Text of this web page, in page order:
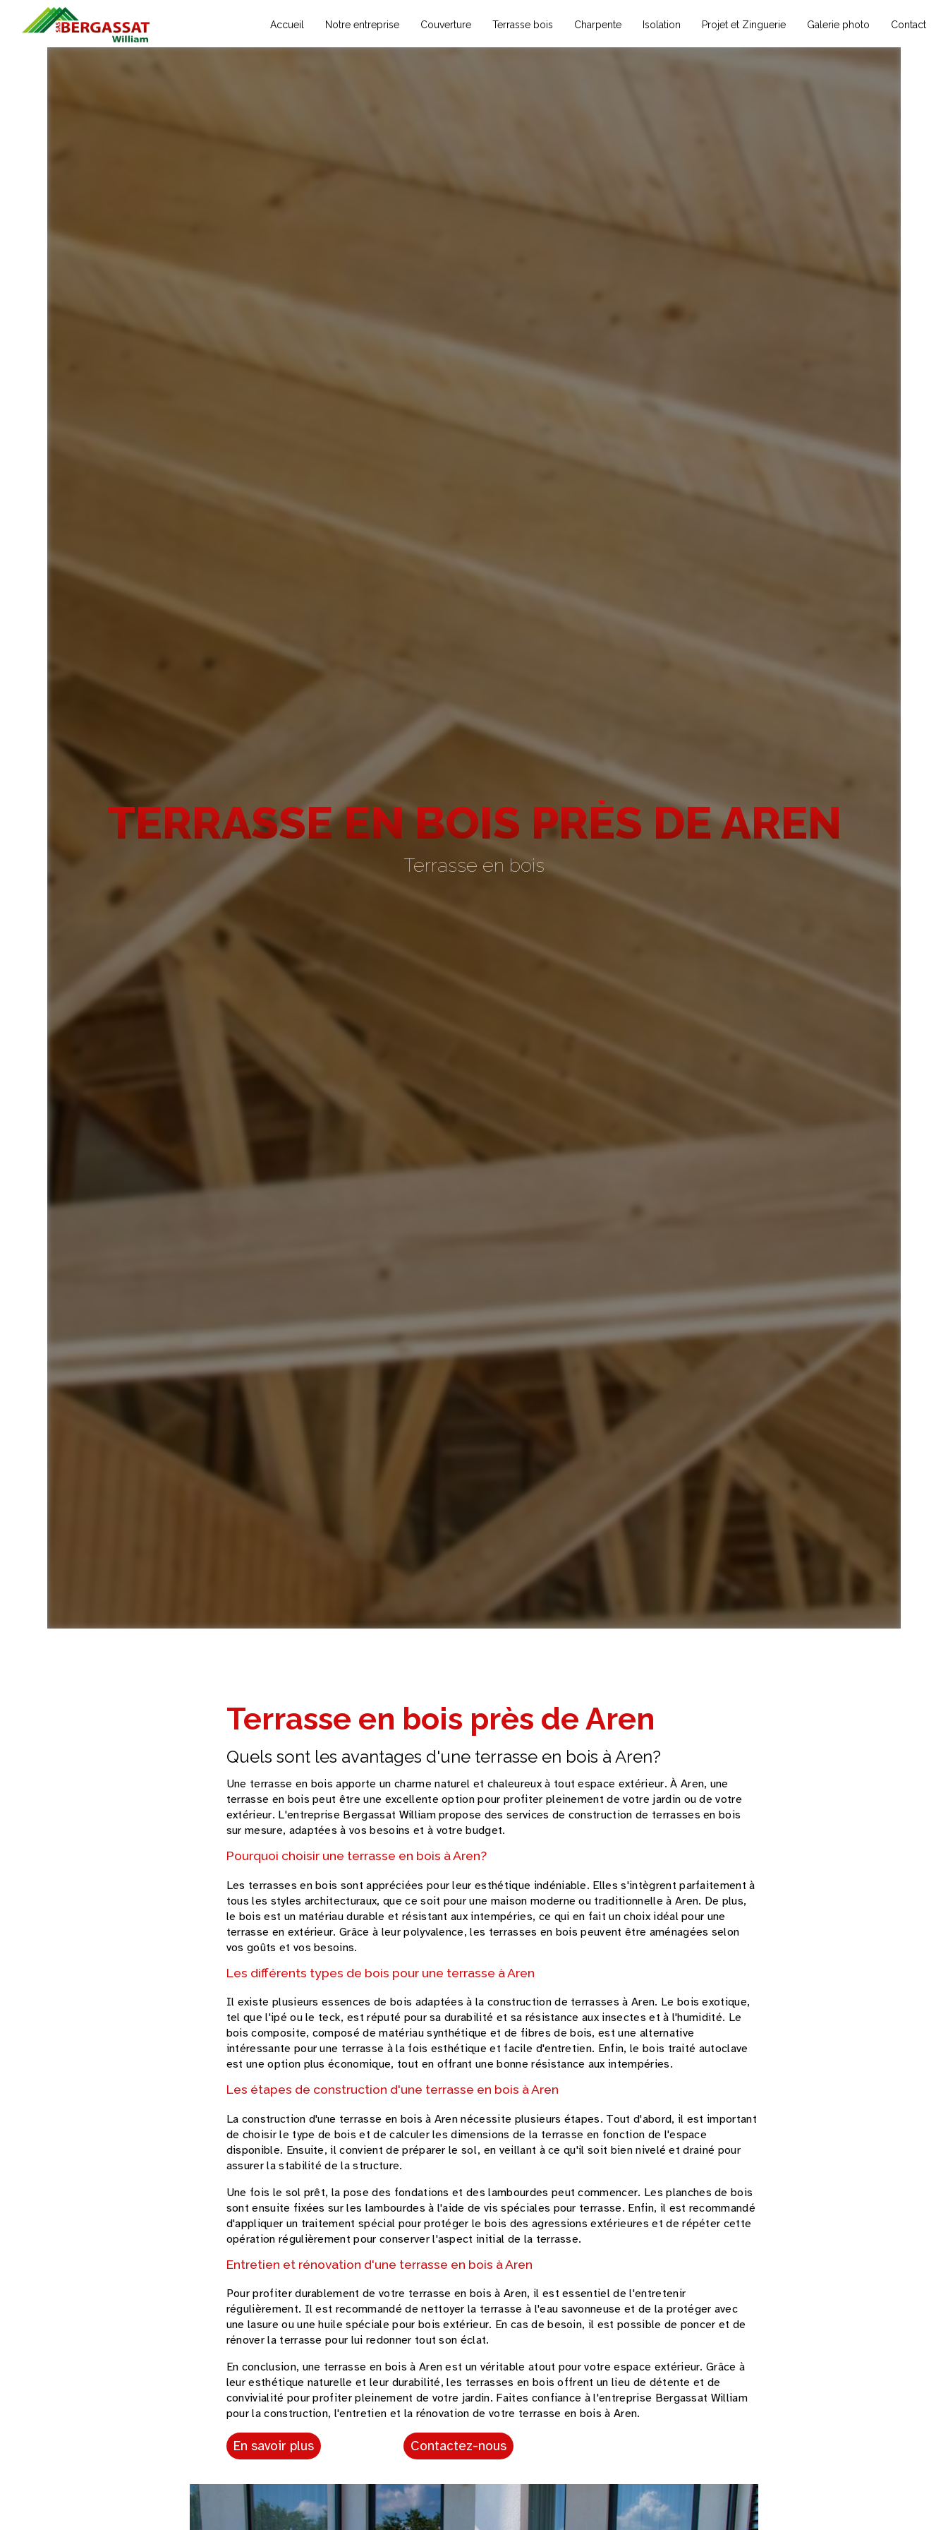
Accueil Notre entreprise Couverture Terrasse bois Charpente Isolation Projet et Zinguerie Galerie photo Contact
TERRASSE EN BOIS PRÈS DE AREN
Terrasse en bois
Terrasse en bois près de Aren
Quels sont les avantages d'une terrasse en bois à Aren?
Une terrasse en bois apporte un charme naturel et chaleureux à tout espace extérieur. À Aren, une
terrasse en bois peut être une excellente option pour profiter pleinement de votre jardin ou de votre
extérieur. L'entreprise Bergassat William propose des services de construction de terrasses en bois
sur mesure, adaptées à vos besoins et à votre budget.
Pourquoi choisir une terrasse en bois à Aren?
Les terrasses en bois sont appréciées pour leur esthétique indéniable. Elles s'intègrent parfaitement à
tous les styles architecturaux, que ce soit pour une maison moderne ou traditionnelle à Aren. De plus,
le bois est un matériau durable et résistant aux intempéries, ce qui en fait un choix idéal pour une
terrasse en extérieur. Grâce à leur polyvalence, les terrasses en bois peuvent être aménagées selon
vos goûts et vos besoins.
Les différents types de bois pour une terrasse à Aren
Il existe plusieurs essences de bois adaptées à la construction de terrasses à Aren. Le bois exotique,
tel que l'ipé ou le teck, est réputé pour sa durabilité et sa résistance aux insectes et à l'humidité. Le
bois composite, composé de matériau synthétique et de fibres de bois, est une alternative
intéressante pour une terrasse à la fois esthétique et facile d'entretien. Enfin, le bois traité autoclave
est une option plus économique, tout en offrant une bonne résistance aux intempéries.
Les étapes de construction d'une terrasse en bois à Aren
La construction d'une terrasse en bois à Aren nécessite plusieurs étapes. Tout d'abord, il est important
de choisir le type de bois et de calculer les dimensions de la terrasse en fonction de l'espace
disponible. Ensuite, il convient de préparer le sol, en veillant à ce qu'il soit bien nivelé et drainé pour
assurer la stabilité de la structure.
Une fois le sol prêt, la pose des fondations et des lambourdes peut commencer. Les planches de bois
sont ensuite fixées sur les lambourdes à l'aide de vis spéciales pour terrasse. Enfin, il est recommandé
d'appliquer un traitement spécial pour protéger le bois des agressions extérieures et de répéter cette
opération régulièrement pour conserver l'aspect initial de la terrasse.
Entretien et rénovation d'une terrasse en bois à Aren
Pour profiter durablement de votre terrasse en bois à Aren, il est essentiel de l'entretenir
régulièrement. Il est recommandé de nettoyer la terrasse à l'eau savonneuse et de la protéger avec
une lasure ou une huile spéciale pour bois extérieur. En cas de besoin, il est possible de poncer et de
rénover la terrasse pour lui redonner tout son éclat.
En conclusion, une terrasse en bois à Aren est un véritable atout pour votre espace extérieur. Grâce à
leur esthétique naturelle et leur durabilité, les terrasses en bois offrent un lieu de détente et de
convivialité pour profiter pleinement de votre jardin. Faites confiance à l'entreprise Bergassat William
pour la construction, l'entretien et la rénovation de votre terrasse en bois à Aren.
En savoir plus Contactez-nous
Panneau de gestion des cookies